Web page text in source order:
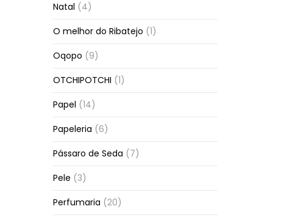
Natal (4)
O melhor do Ribatejo (1)
Oqopo (9)
OTCHIPOTCHI (1)
Papel (14)
Papeleria (6)
Pássaro de Seda (7)
Pele (3)
Perfumaria (20)